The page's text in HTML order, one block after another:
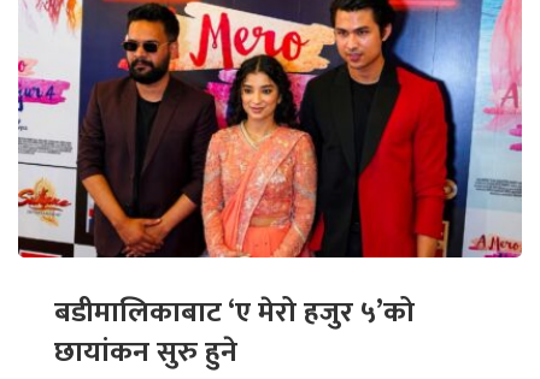
बडीमालिकाबाट ‘ए मेरो हजुर ५’को
छायांकन सुरु हुने